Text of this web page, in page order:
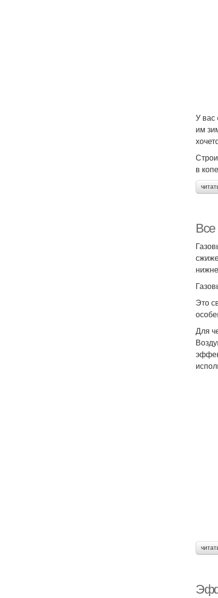
У вас
им
в
Все
Это
Для